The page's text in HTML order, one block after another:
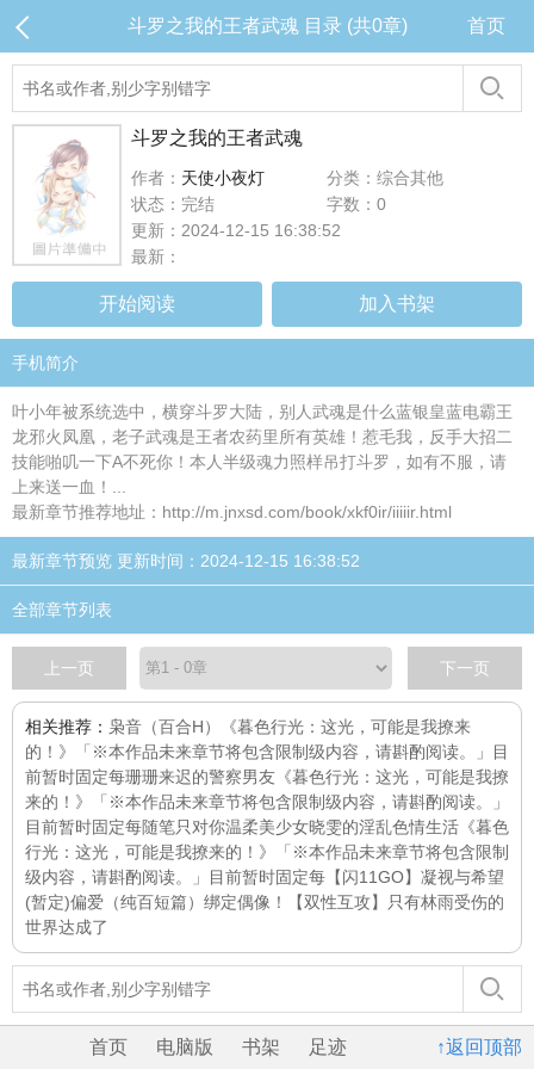
斗罗之我的王者武魂 目录 (共0章) 首页
斗罗之我的王者武魂
作者： 天使小夜灯
分类：综合其他
状态：完结
字数：0
更新：2024-12-15 16:38:52
最新：
开始阅读 加入书架
手机简介
叶小年被系统选中，横穿斗罗大陆，别人武魂是什么蓝银皇蓝电霸王
龙邪火凤凰，老子武魂是王者农药里所有英雄！惹毛我，反手大招二
技能啪叽一下A不死你！本人半级魂力照样吊打斗罗，如有不服，请
上来送一血！...
最新章节推荐地址：http://m.jnxsd.com/book/xkf0ir/iiiiir.html
最新章节预览 更新时间：2024-12-15 16:38:52
全部章节列表
上一页 下一页
相关推荐： 枭音（百合H）
《暮色行光：这光，可能是我撩来
的！》「※本作品未来章节将包含限制级内容，请斟酌阅读。」目
前暂时固定每珊珊来迟的警察男友 《暮色行光：这光，可能是我撩
来的！》「※本作品未来章节将包含限制级内容，请斟酌阅读。」
目前暂时固定每随笔只对你温柔美少女晓雯的淫乱色情生活 《暮色
行光：这光，可能是我撩来的！》「※本作品未来章节将包含限制
级内容，请斟酌阅读。」目前暂时固定每 【闪11GO】凝视与希望
(暂定)偏爱（纯百短篇） 绑定偶像！
【双性互攻】只有林雨受伤的
世界达成了
↑返回顶部
首页 电脑版 书架 足迹